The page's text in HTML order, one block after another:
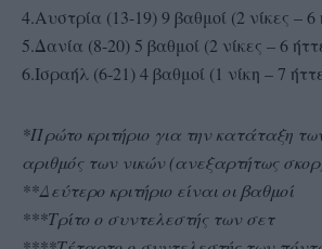
4.Αυστρία (13-19) 9 βαθμοί (2 νίκες – 6
5.Δανία (8-20) 5 βαθμοί (2 νίκες – 6
6.Ισραήλ (6-21) 4 βαθμοί (1 νίκη – 7
*Πρώτο κριτήριο για την κατάταξη
αριθμός των νικών (ανεξαρτήτως
**Δεύτερο κριτήριο είναι οι βαθμοί
***Τρίτο ο συντελεστής των σετ